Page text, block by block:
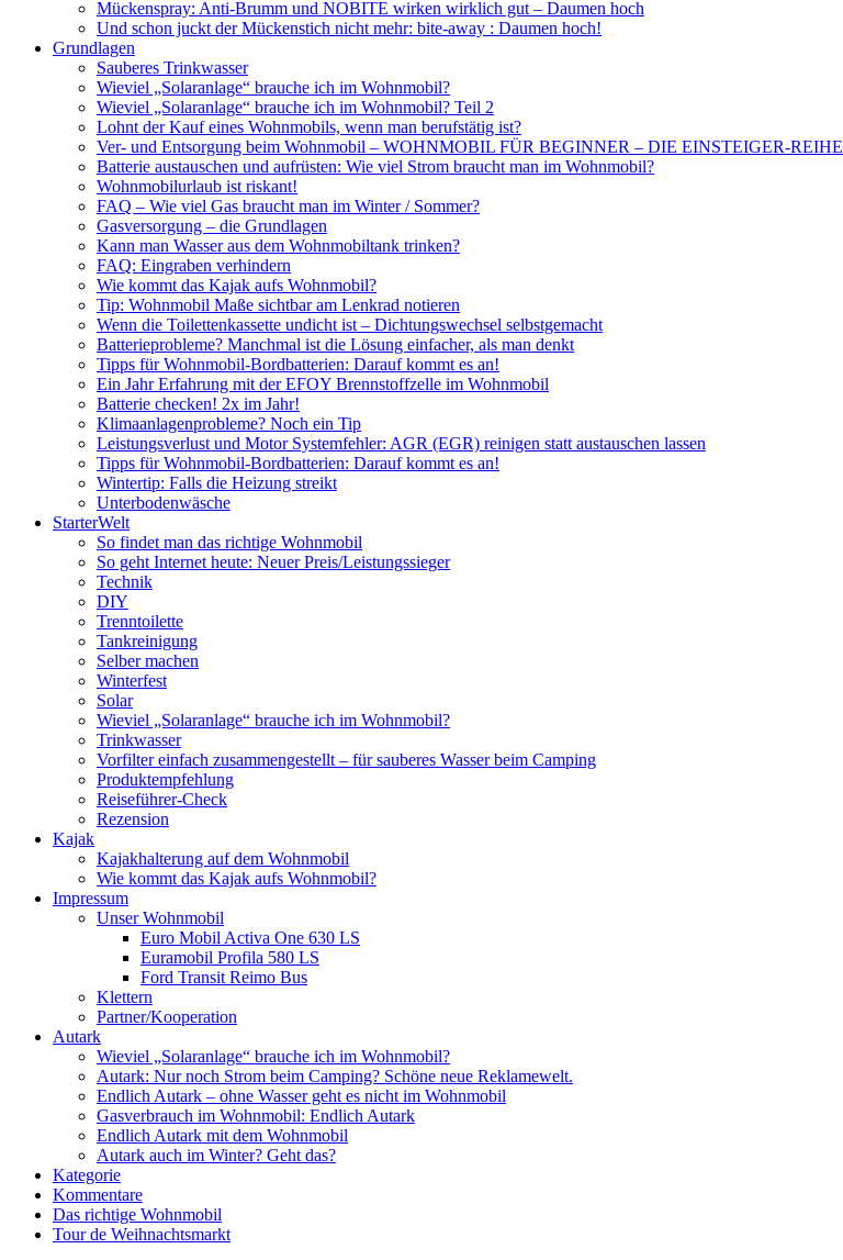
Mückenspray: Anti-Brumm und NOBITE wirken wirklich gut – Daumen hoch
Und schon juckt der Mückenstich nicht mehr: bite-away : Daumen hoch!
Grundlagen
Sauberes Trinkwasser
Wieviel „Solaranlage“ brauche ich im Wohnmobil?
Wieviel „Solaranlage“ brauche ich im Wohnmobil? Teil 2
Lohnt der Kauf eines Wohnmobils, wenn man berufstätig ist?
Ver- und Entsorgung beim Wohnmobil – WOHNMOBIL FÜR BEGINNER – DIE EINSTEIGER-REIHE
Batterie austauschen und aufrüsten: Wie viel Strom braucht man im Wohnmobil?
Wohnmobilurlaub ist riskant!
FAQ – Wie viel Gas braucht man im Winter / Sommer?
Gasversorgung – die Grundlagen
Kann man Wasser aus dem Wohnmobiltank trinken?
FAQ: Eingraben verhindern
Wie kommt das Kajak aufs Wohnmobil?
Tip: Wohnmobil Maße sichtbar am Lenkrad notieren
Wenn die Toilettenkassette undicht ist – Dichtungswechsel selbstgemacht
Batterieprobleme? Manchmal ist die Lösung einfacher, als man denkt
Tipps für Wohnmobil-Bordbatterien: Darauf kommt es an!
Ein Jahr Erfahrung mit der EFOY Brennstoffzelle im Wohnmobil
Batterie checken! 2x im Jahr!
Klimaanlagenprobleme? Noch ein Tip
Leistungsverlust und Motor Systemfehler: AGR (EGR) reinigen statt austauschen lassen
Tipps für Wohnmobil-Bordbatterien: Darauf kommt es an!
Wintertip: Falls die Heizung streikt
Unterbodenwäsche
StarterWelt
So findet man das richtige Wohnmobil
So geht Internet heute: Neuer Preis/Leistungssieger
Technik
DIY
Trenntoilette
Tankreinigung
Selber machen
Winterfest
Solar
Wieviel „Solaranlage“ brauche ich im Wohnmobil?
Trinkwasser
Vorfilter einfach zusammengestellt – für sauberes Wasser beim Camping
Produktempfehlung
Reiseführer-Check
Rezension
Kajak
Kajakhalterung auf dem Wohnmobil
Wie kommt das Kajak aufs Wohnmobil?
Impressum
Unser Wohnmobil
Euro Mobil Activa One 630 LS
Euramobil Profila 580 LS
Ford Transit Reimo Bus
Klettern
Partner/Kooperation
Autark
Wieviel „Solaranlage“ brauche ich im Wohnmobil?
Autark: Nur noch Strom beim Camping? Schöne neue Reklamewelt.
Endlich Autark – ohne Wasser geht es nicht im Wohnmobil
Gasverbrauch im Wohnmobil: Endlich Autark
Endlich Autark mit dem Wohnmobil
Autark auch im Winter? Geht das?
Kategorie
Kommentare
Das richtige Wohnmobil
Tour de Weihnachtsmarkt